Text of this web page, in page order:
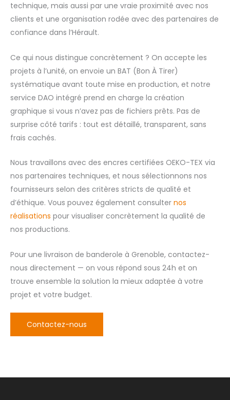
technique, mais aussi par une vraie proximité avec nos
clients et une organisation rodée avec des partenaires de
confiance dans l’Hérault.
Ce qui nous distingue concrètement ? On accepte les
projets à l’unité, on envoie un BAT (Bon À Tirer)
systématique avant toute mise en production, et notre
service DAO intégré prend en charge la création
graphique si vous n’avez pas de fichiers prêts. Pas de
surprise côté tarifs : tout est détaillé, transparent, sans
frais cachés.
Nous travaillons avec des encres certifiées OEKO-TEX via
nos partenaires techniques, et nous sélectionnons nos
fournisseurs selon des critères stricts de qualité et
d’éthique. Vous pouvez également consulter nos
réalisations pour visualiser concrètement la qualité de
nos productions.
Pour une livraison de banderole à Grenoble, contactez-
nous directement — on vous répond sous 24h et on
trouve ensemble la solution la mieux adaptée à votre
projet et votre budget.
Contactez-nous